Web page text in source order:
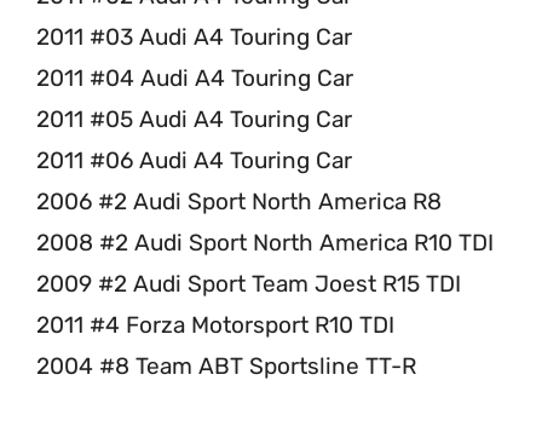
2011 #03 Audi A4 Touring Car
2011 #04 Audi A4 Touring Car
2011 #05 Audi A4 Touring Car
2011 #06 Audi A4 Touring Car
2006 #2 Audi Sport North America R8
2008 #2 Audi Sport North America R10 TDI
2009 #2 Audi Sport Team Joest R15 TDI
2011 #4 Forza Motorsport R10 TDI
2004 #8 Team ABT Sportsline TT-R